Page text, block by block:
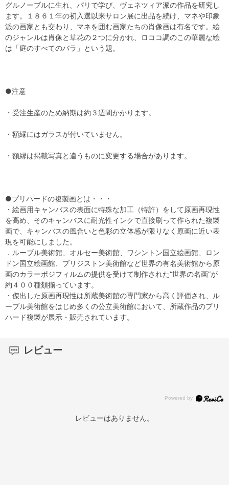
グルノーブルに生れ、パリで学び、ヴェネツィア派の作品を研究し
ます。１８６１年の初入選以来サロン展に出品を続け、マネや印象
派の画家とも交わり、マネを囲む画家たちの肖像画は有名です。絵
のジャンルは肖像と草花の２つに分かれ、ロココ調のこの華麗な絵
は「庭のすべてのバラ」という題。
●注意
・受注生産のため納期は約３週間かかります。
・額縁にはガラスが付いていません。
・額縁は掲載写真と違うものに変更する場合があります。
●プリハードの複製画とは・・・
・絵画用キャンバスの表面に特殊な加工（特許）をして原画再現性
を高め、そのキャンバスに耐光性インクで直接刷って作られた複製
画で、キャンバスの風合いと色彩の立体感が限りなく原画に近い表
現を可能にしました。
．ルーブル美術館、オルセー美術館、ワシントン国立絵画館、ロン
ドン国立絵画館、ブリジストン美術館など世界の有名美術館から原
画のカラーポジフィルムの提供を受けて制作された“世界の名画”が
約４００種類揃っています。
・傑出した原画再現性は所蔵美術館の専門家から高く評価され、ル
ーブル美術館をはじめ多くの公立美術館において、所蔵作品のプリ
ハード複製が展示・販売されています。
レビュー
レビューはありません。